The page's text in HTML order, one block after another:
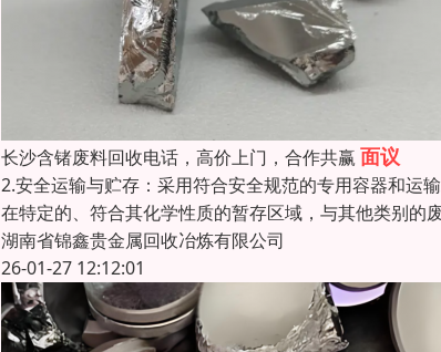
长沙含锗废料回收电话，高价上门，合作共赢面议
2.安全运输与贮存：采用符合安全规范的专用容器和运
在特定的、符合其化学性质的暂存区域，与其他类别的
湖南省锦鑫贵金属回收冶炼有限公司
26-01-27 12:12:01